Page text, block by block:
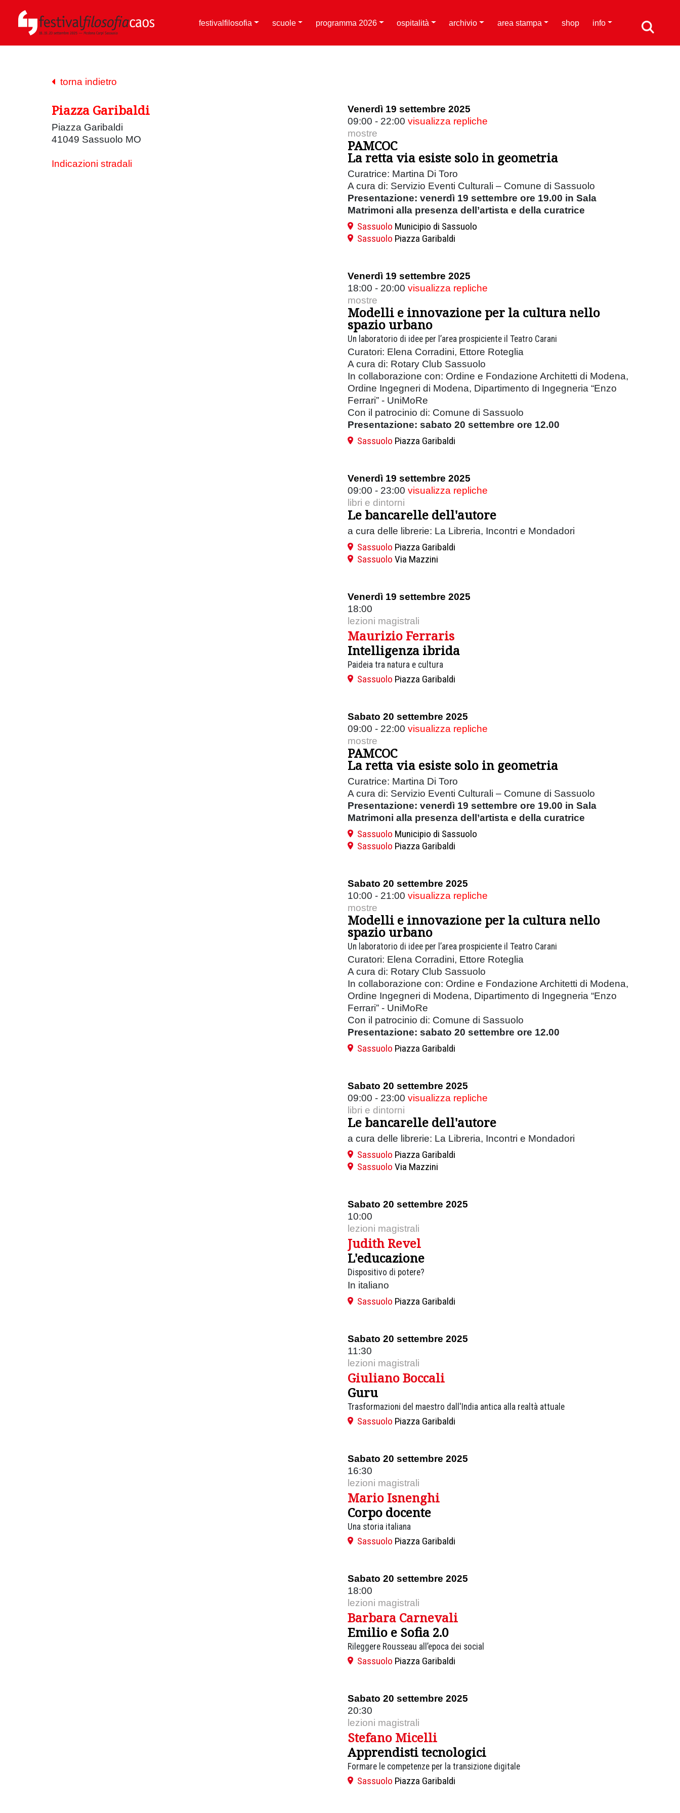
festivalfilosofia scuole programma 2026 ospitalità archivio area stampa shop info
torna indietro
Piazza Garibaldi
Piazza Garibaldi
41049 Sassuolo MO
Indicazioni stradali
Venerdì 19 settembre 2025
09:00 - 22:00 visualizza repliche
mostre
PAMCOC
La retta via esiste solo in geometria
Curatrice: Martina Di Toro
A cura di: Servizio Eventi Culturali – Comune di Sassuolo
Presentazione: venerdì 19 settembre ore 19.00 in Sala
Matrimoni alla presenza dell’artista e della curatrice
Sassuolo Municipio di Sassuolo
Sassuolo Piazza Garibaldi
Venerdì 19 settembre 2025
18:00 - 20:00 visualizza repliche
mostre
Modelli e innovazione per la cultura nello
spazio urbano
Un laboratorio di idee per l’area prospiciente il Teatro Carani
Curatori: Elena Corradini, Ettore Roteglia
A cura di: Rotary Club Sassuolo
In collaborazione con: Ordine e Fondazione Architetti di Modena,
Ordine Ingegneri di Modena, Dipartimento di Ingegneria “Enzo
Ferrari” - UniMoRe
Con il patrocinio di: Comune di Sassuolo
Presentazione: sabato 20 settembre ore 12.00
Sassuolo Piazza Garibaldi
Venerdì 19 settembre 2025
09:00 - 23:00 visualizza repliche
libri e dintorni
Le bancarelle dell'autore
a cura delle librerie: La Libreria, Incontri e Mondadori
Sassuolo Piazza Garibaldi
Sassuolo Via Mazzini
Venerdì 19 settembre 2025
18:00
lezioni magistrali
Maurizio Ferraris
Intelligenza ibrida
Paideia tra natura e cultura
Sassuolo Piazza Garibaldi
Sabato 20 settembre 2025
09:00 - 22:00 visualizza repliche
mostre
PAMCOC
La retta via esiste solo in geometria
Curatrice: Martina Di Toro
A cura di: Servizio Eventi Culturali – Comune di Sassuolo
Presentazione: venerdì 19 settembre ore 19.00 in Sala
Matrimoni alla presenza dell’artista e della curatrice
Sassuolo Municipio di Sassuolo
Sassuolo Piazza Garibaldi
Sabato 20 settembre 2025
10:00 - 21:00 visualizza repliche
mostre
Modelli e innovazione per la cultura nello
spazio urbano
Un laboratorio di idee per l’area prospiciente il Teatro Carani
Curatori: Elena Corradini, Ettore Roteglia
A cura di: Rotary Club Sassuolo
In collaborazione con: Ordine e Fondazione Architetti di Modena,
Ordine Ingegneri di Modena, Dipartimento di Ingegneria “Enzo
Ferrari” - UniMoRe
Con il patrocinio di: Comune di Sassuolo
Presentazione: sabato 20 settembre ore 12.00
Sassuolo Piazza Garibaldi
Sabato 20 settembre 2025
09:00 - 23:00 visualizza repliche
libri e dintorni
Le bancarelle dell'autore
a cura delle librerie: La Libreria, Incontri e Mondadori
Sassuolo Piazza Garibaldi
Sassuolo Via Mazzini
Sabato 20 settembre 2025
10:00
lezioni magistrali
Judith Revel
L'educazione
Dispositivo di potere?
In italiano
Sassuolo Piazza Garibaldi
Sabato 20 settembre 2025
11:30
lezioni magistrali
Giuliano Boccali
Guru
Trasformazioni del maestro dall'India antica alla realtà attuale
Sassuolo Piazza Garibaldi
Sabato 20 settembre 2025
16:30
lezioni magistrali
Mario Isnenghi
Corpo docente
Una storia italiana
Sassuolo Piazza Garibaldi
Sabato 20 settembre 2025
18:00
lezioni magistrali
Barbara Carnevali
Emilio e Sofia 2.0
Rileggere Rousseau all’epoca dei social
Sassuolo Piazza Garibaldi
Sabato 20 settembre 2025
20:30
lezioni magistrali
Stefano Micelli
Apprendisti tecnologici
Formare le competenze per la transizione digitale
Sassuolo Piazza Garibaldi